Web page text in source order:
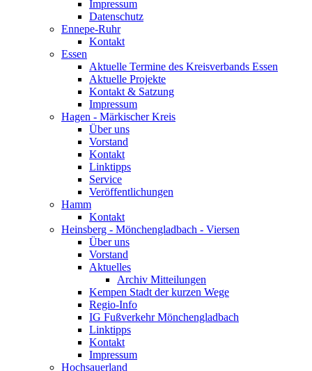
Impressum
Datenschutz
Ennepe-Ruhr
Kontakt
Essen
Aktuelle Termine des Kreisverbands Essen
Aktuelle Projekte
Kontakt & Satzung
Impressum
Hagen - Märkischer Kreis
Über uns
Vorstand
Kontakt
Linktipps
Service
Veröffentlichungen
Hamm
Kontakt
Heinsberg - Mönchengladbach - Viersen
Über uns
Vorstand
Aktuelles
Archiv Mitteilungen
Kempen Stadt der kurzen Wege
Regio-Info
IG Fußverkehr Mönchengladbach
Linktipps
Kontakt
Impressum
Hochsauerland